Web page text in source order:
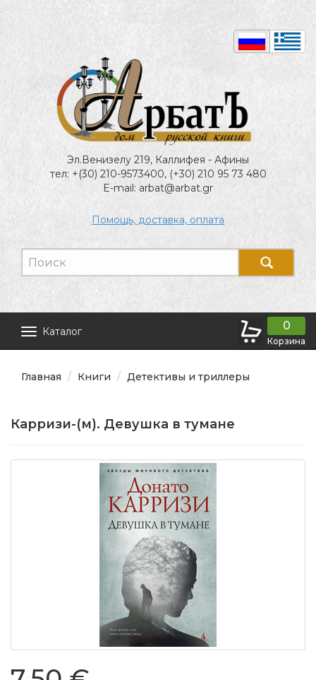
Эл.Венизелу 219, Каллифея - Афины
тел: +(30) 210-9573400, (+30) 210 95 73 480
E-mail: arbat@arbat.gr
Помощь, доставка, оплата
Каталог 0
Корзина
Главная Книги Детективы и триллеры
Карризи-(м). Девушка в тумане